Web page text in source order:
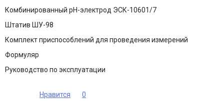
Комбинированный рН-электрод ЭСК-10601/7
Штатив ШУ-98
Комплект приспособлений для проведения измерений
Формуляр
Руководство по эксплуатации
Нравится 0